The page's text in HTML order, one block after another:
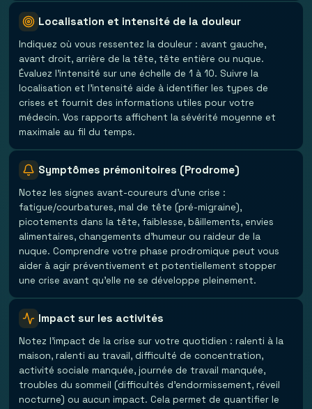
Localisation et intensité de la douleur
Indiquez où vous ressentez la douleur : avant gauche,
avant droit, arrière de la tête, tête entière ou nuque.
Évaluez l'intensité sur une échelle de 1 à 10. Suivre la
localisation et l'intensité aide à identifier les types de
crises et fournit des informations utiles pour votre
médecin. Vos rapports affichent la sévérité moyenne et
maximale au fil du temps.
Symptômes prémonitoires (Prodrome)
Notez les signes avant-coureurs d'une crise :
fatigue/courbatures, mal de tête (pré-migraine),
picotements dans la tête, faiblesse, bâillements, envies
alimentaires, changements d'humeur ou raideur de la
nuque. Comprendre votre phase prodromique peut vous
aider à agir préventivement et potentiellement stopper
une crise avant qu'elle ne se développe pleinement.
Impact sur les activités
Notez l'impact de la crise sur votre quotidien : ralenti à la
maison, ralenti au travail, difficulté de concentration,
activité sociale manquée, journée de travail manquée,
troubles du sommeil (difficultés d'endormissement, réveil
nocturne) ou aucun impact. Cela permet de quantifier le